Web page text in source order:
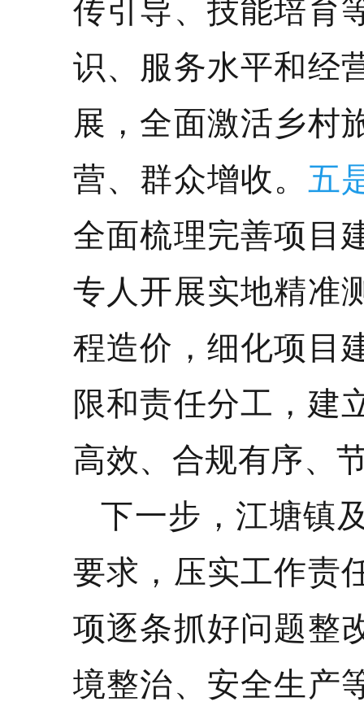
传引导、技能培育
识、服务水平和经
展，全面激活乡村
营、群众增收。 五
全面梳理完善项目
专人开展实地精准
程造价，细化项目
限和责任分工，建
高效、合规有序、
下一步，江塘镇
要求，压实工作责
项逐条抓好问题整
境整治、安全生产